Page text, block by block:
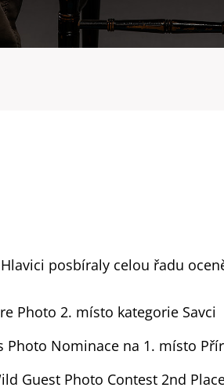
posbíraly celou řadu
Photo 2. místo kategorie Savci
Photo Nominace na 1. místo
Guest Photo Contest 2nd